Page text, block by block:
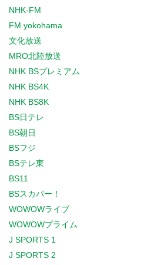
NHK-FM
FM yokohama
文化放送
MRO北陸放送
NHK BSプレミアム
NHK BS4K
NHK BS8K
BS日テレ
BS朝日
BSフジ
BSテレ東
BS11
BSスカパー！
WOWOWライブ
WOWOWプライム
J SPORTS 1
J SPORTS 2